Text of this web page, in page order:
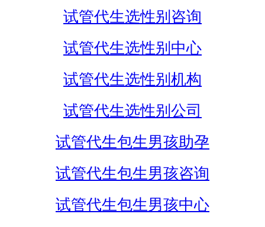
试管代生选性别咨询
试管代生选性别中心
试管代生选性别机构
试管代生选性别公司
试管代生包生男孩助孕
试管代生包生男孩咨询
试管代生包生男孩中心